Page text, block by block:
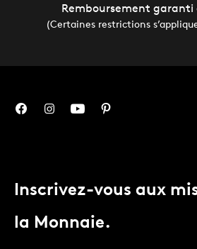
Remboursement garanti
(Certaines restrictions
Inscrivez-vous aux
la Monnaie.